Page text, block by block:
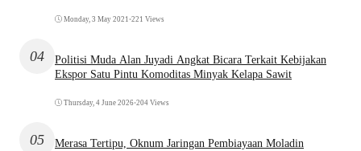
Monday, 3 May 2021 •221 Views
04
Politisi Muda Alan Juyadi Angkat Bicara Terkait Kebijakan
Ekspor Satu Pintu Komoditas Minyak Kelapa Sawit
Thursday, 4 June 2026•204 Views
05
Merasa Tertipu, Oknum Jaringan Pembiayaan Moladin